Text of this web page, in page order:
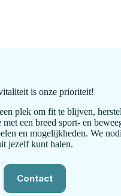
is onze prioriteit!
plek om fit te blijven,
een breed sport- en
en mogelijkheden. We
jezelf kunt halen.
Contact